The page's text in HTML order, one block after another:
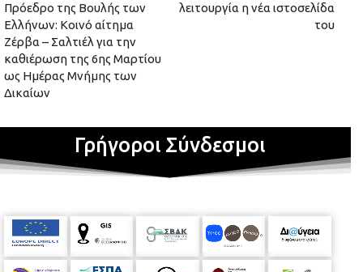
Πρόεδρο της Βουλής των
Ελλήνων: Κοινό αίτημα
Ζέρβα – Σαλτιέλ για την
καθιέρωση της 6ης Μαρτίου
ως Ημέρας Μνήμης των
Δικαίων
λειτουργία η νέα ιστοσελίδα
του
Γρήγοροι Σύνδεσμοι